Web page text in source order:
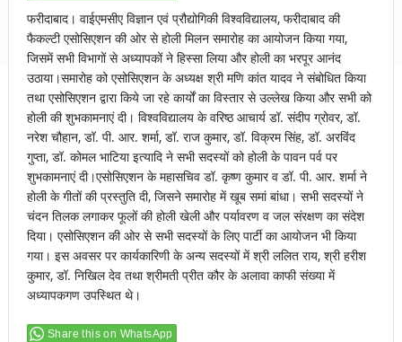
फरीदाबाद। वाईएमसीए विज्ञान एवं प्रौद्योगिकी विश्वविद्यालय, फरीदाबाद की
फैकल्टी एसोसिएशन की ओर से होली मिलन समारोह का आयोजन किया गया,
जिसमें सभी विभागों से अध्यापकों ने हिस्सा लिया और होली का भरपूर आनंद
उठाया।समारोह को एसोसिएशन के अध्यक्ष श्री मणि कांत यादव ने संबोधित किया
तथा एसोसिएशन द्वारा किये जा रहे कार्यों का विस्तार से उल्लेख किया और सभी को
होली की शुभकामनाएं दी। विश्वविद्यालय के वरिष्ठ आचार्य डॉ. संदीप ग्रोवर, डॉ.
नरेश चौहान, डॉ. पी. आर. शर्मा, डॉ. राज कुमार, डॉ. विक्रम सिंह, डॉ. अरविंद
गुप्ता, डॉ. कोमल भाटिया इत्यादि ने सभी सदस्यों को होली के पावन पर्व पर
शुभकामनाएं दी।एसोसिएशन के महासचिव डॉ. कृष्ण कुमार व डॉ. पी. आर. शर्मा ने
होली के गीतों की प्रस्तुति दी, जिसने समारोह में खूब समां बांधा। सभी सदस्यों ने
चंदन तिलक लगाकर फूलों की होली खेली और पर्यावरण व जल संरक्षण का संदेश
दिया। एसोसिएशन की ओर से सभी सदस्यों के लिए पार्टी का आयोजन भी किया
गया। इस अवसर पर कार्यकारिणी के अन्य सदस्यों में श्री ललित राय, श्री हरीश
कुमार, डॉ. निखिल देव तथा श्रीमती प्रीत कौर के अलावा काफी संख्या में
अध्यापकगण उपस्थित थे।
Share this on WhatsApp